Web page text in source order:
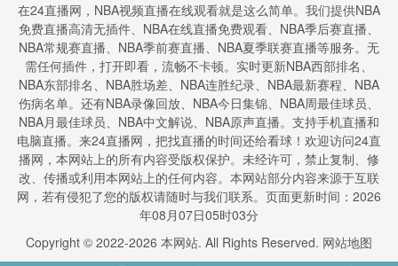
在24直播网，NBA视频直播在线观看就是这么简单。我们提供NBA
免费直播高清无插件、NBA在线直播免费观看、NBA季后赛直播、
NBA常规赛直播、NBA季前赛直播、NBA夏季联赛直播等服务。无
需任何插件，打开即看，流畅不卡顿。实时更新NBA西部排名、
NBA东部排名、NBA胜场差、NBA连胜纪录、NBA最新赛程、NBA
伤病名单。还有NBA录像回放、NBA今日集锦、NBA周最佳球员、
NBA月最佳球员、NBA中文解说、NBA原声直播。支持手机直播和
电脑直播。来24直播网，把找直播的时间还给看球！欢迎访问24直
播网，本网站上的所有内容受版权保护。未经许可，禁止复制、修
改、传播或利用本网站上的任何内容。本网站部分内容来源于互联
网，若有侵犯了您的版权请随时与我们联系。页面更新时间：2026
年08月07日05时03分
Copyright © 2022-2026 本网站. All Rights Reserved. 网站地图